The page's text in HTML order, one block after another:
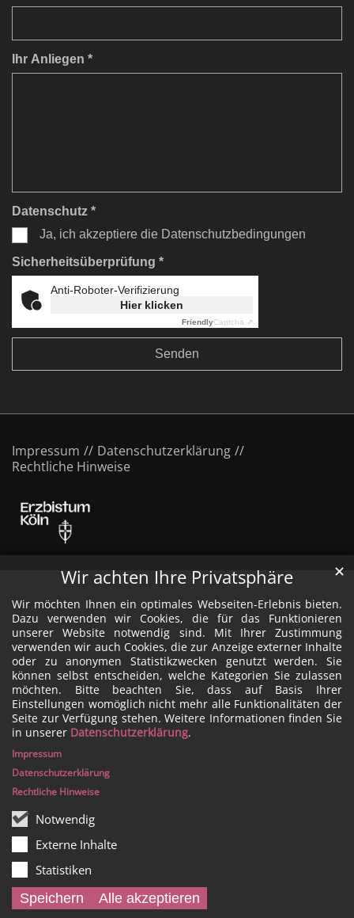
Wir achten Ihre Privatsphäre
Wir möchten Ihnen ein optimales Webseiten-Erlebnis bieten.
Dazu verwenden wir Cookies, die für das Funktionieren
unserer Website notwendig sind. Mit Ihrer Zustimmung
verwenden wir auch Cookies, die zur Anzeige externer Inhalte
oder zu anonymen Statistikzwecken genutzt werden. Sie
können selbst entscheiden, welche Kategorien Sie zulassen
möchten. Bitte beachten Sie, dass auf Basis Ihrer
Einstellungen womöglich nicht mehr alle Funktionalitäten der
Seite zur Verfügung stehen. Weitere Informationen finden Sie
in unserer Datenschutzerklärung.
Notwendig
Externe Inhalte
Statistiken
Speichern
Alle akzeptieren
✕
Impressum
Datenschutzerklärung
Rechtliche Hinweise
Ihr Anliegen *
Datenschutz *
Ja, ich akzeptiere die Datenschutzbedingungen
Sicherheitsüberprüfung *
Anti-Roboter-Verifizierung
Hier klicken
FriendlyCaptcha ⇗
Impressum
Datenschutzerklärung
Rechtliche Hinweise